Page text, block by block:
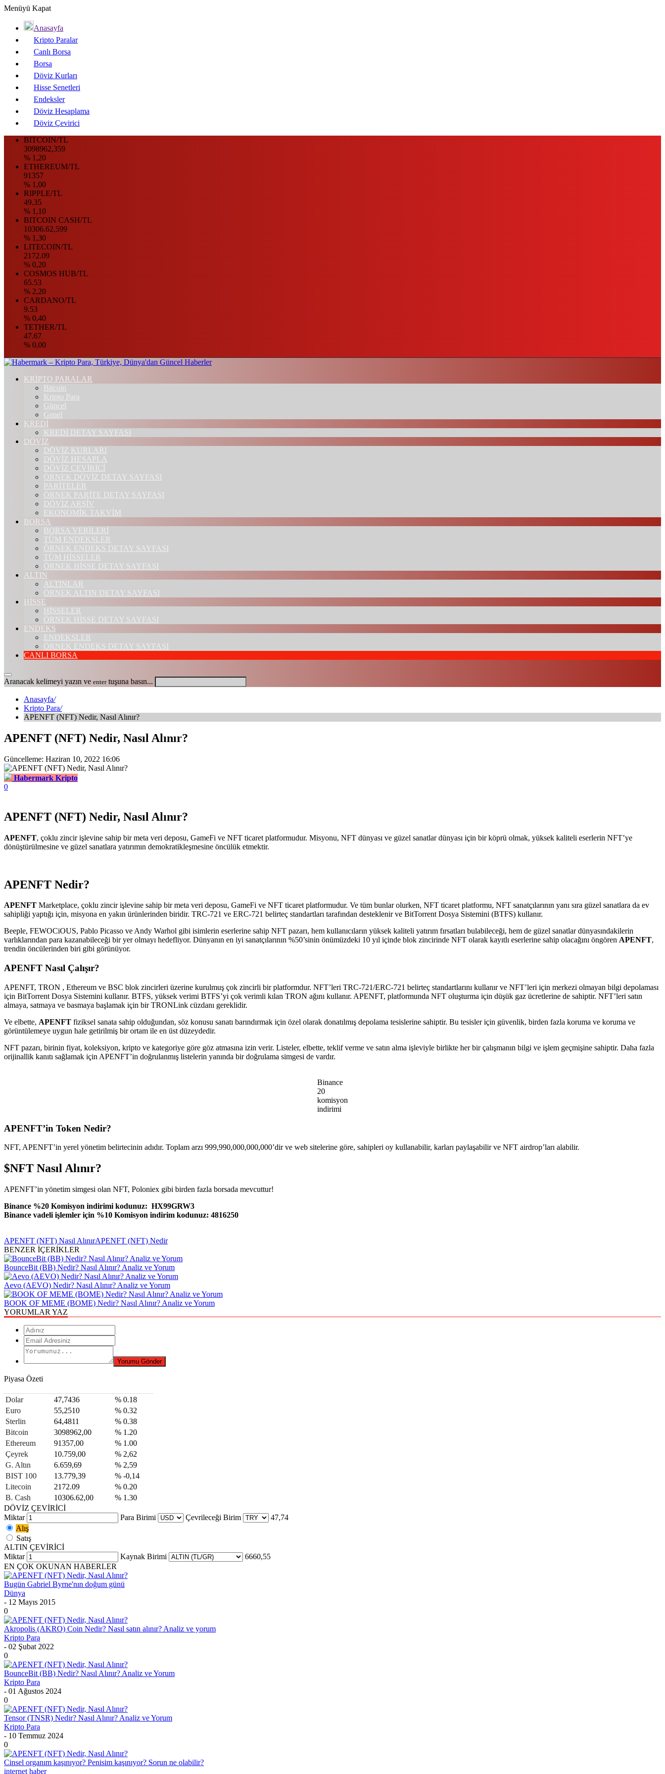
Menüyü Kapat
Anasayfa
Kripto Paralar
Canlı Borsa
Borsa
Döviz Kurları
Hisse Senetleri
Endeksler
Döviz Hesaplama
Döviz Çevirici
BITCOIN/TL
3098962,359
% 1,20
ETHEREUM/TL
91357
% 1,00
RIPPLE/TL
49.35
% 1,10
BITCOIN CASH/TL
10306.62,599
% 1,30
LITECOIN/TL
2172.09
% 0,20
COSMOS HUB/TL
65.53
% 2,20
CARDANO/TL
9.53
% 0,40
TETHER/TL
47.67
% 0,00
KRİPTO PARALAR
Bitcoin
Kripto Para
Güncel
Genel
KREDİ
KREDİ DETAY SAYFASI
DÖVİZ
DÖVİZ KURLARI
DÖVİZ HESAPLA
DÖVİZ ÇEVİRİCİ
ÖRNEK DÖVİZ DETAY SAYFASI
PARİTELER
ÖRNEK PARİTE DETAY SAYFASI
DÖVİZ ARŞİV
EKONOMİK TAKVİM
BORSA
BORSA VERİLERİ
TÜM ENDEKSLER
ÖRNEK ENDEKS DETAY SAYFASI
TÜM HİSSELER
ÖRNEK HİSSE DETAY SAYFASI
ALTIN
ALTINLAR
ÖRNEK ALTIN DETAY SAYFASI
HİSSE
HİSSELER
ÖRNEK HİSSE DETAY SAYFASI
ENDEKS
ENDEKSLER
ÖRNEK ENDEKS DETAY SAYFASI
CANLI BORSA
Aranacak kelimeyi yazın ve entertuşuna basın...
Anasayfa/
Kripto Para/
APENFT (NFT) Nedir, Nasıl Alınır?
APENFT (NFT) Nedir, Nasıl Alınır?
Güncelleme: Haziran 10, 2022 16:06
Habermark Kripto
0
APENFT (NFT) Nedir, Nasıl Alınır?
APENFT, çoklu zincir işlevine sahip bir meta veri deposu, GameFi ve NFT ticaret platformudur. Misyonu, NFT dünyası ve güzel sanatlar dünyası için bir köprü olmak, yüksek kaliteli eserlerin NFT’ye
dönüştürülmesine ve güzel sanatlara yatırımın demokratikleşmesine öncülük etmektir.
APENFT Nedir?
APENFT Marketplace, çoklu zincir işlevine sahip bir meta veri deposu, GameFi ve NFT ticaret platformudur. Ve tüm bunlar olurken, NFT ticaret platformu, NFT sanatçılarının yanı sıra güzel sanatlara da ev
sahipliği yaptığı için, misyona en yakın ürünlerinden biridir. TRC-721 ve ERC-721 belirteç standartları tarafından desteklenir ve BitTorrent Dosya Sistemini (BTFS) kullanır.
Beeple, FEWOCiOUS, Pablo Picasso ve Andy Warhol gibi isimlerin eserlerine sahip NFT pazarı, hem kullanıcıların yüksek kaliteli yatırım fırsatları bulabileceği, hem de güzel sanatlar dünyasındakilerin
varlıklarından para kazanabileceği bir yer olmayı hedefliyor. Dünyanın en iyi sanatçılarının %50’sinin önümüzdeki 10 yıl içinde blok zincirinde NFT olarak kayıtlı eserlerine sahip olacağını öngören APENFT,
trendin öncülerinden biri gibi görünüyor.
APENFT Nasıl Çalışır?
APENFT, TRON , Ethereum ve BSC blok zincirleri üzerine kurulmuş çok zincirli bir platformdur. NFT’leri TRC-721/ERC-721 belirteç standartlarını kullanır ve NFT’leri için merkezi olmayan bilgi depolaması
için BitTorrent Dosya Sistemini kullanır. BTFS, yüksek verimi BTFS’yi çok verimli kılan TRON ağını kullanır. APENFT, platformunda NFT oluşturma için düşük gaz ücretlerine de sahiptir. NFT’leri satın
almaya, satmaya ve basmaya başlamak için bir TRONLink cüzdanı gereklidir.
Ve elbette, APENFT fiziksel sanata sahip olduğundan, söz konusu sanatı barındırmak için özel olarak donatılmış depolama tesislerine sahiptir. Bu tesisler için güvenlik, birden fazla koruma ve koruma ve
görüntülemeye uygun hale getirilmiş bir ortam ile en üst düzeydedir.
NFT pazarı, birinin fiyat, koleksiyon, kripto ve kategoriye göre göz atmasına izin verir. Listeler, elbette, teklif verme ve satın alma işleviyle birlikte her bir çalışmanın bilgi ve işlem geçmişine sahiptir. Daha fazla
orijinallik kanıtı sağlamak için APENFT’in doğrulanmış listelerin yanında bir doğrulama simgesi de vardır.
Binance
20
komisyon
indirimi
APENFT’in Token Nedir?
NFT, APENFT’in yerel yönetim belirtecinin adıdır. Toplam arzı 999,990,000,000,000’dir ve web sitelerine göre, sahipleri oy kullanabilir, karları paylaşabilir ve NFT airdrop’ları alabilir.
$NFT Nasıl Alınır?
APENFT’in yönetim simgesi olan NFT, Poloniex gibi birden fazla borsada mevcuttur!
Binance %20 Komisyon indirimi kodunuz: HX99GRW3
Binance vadeli işlemler için %10 Komisyon indirim kodunuz: 4816250
APENFT (NFT) Nasıl AlınırAPENFT (NFT) Nedir
BENZER İÇERİKLER
BounceBit (BB) Nedir? Nasıl Alınır? Analiz ve Yorum
Aevo (AEVO) Nedir? Nasıl Alınır? Analiz ve Yorum
BOOK OF MEME (BOME) Nedir? Nasıl Alınır? Analiz ve Yorum
YORUMLAR YAZ
Piyasa Özeti
Dolar 47,7436
% 0.18
Euro
55,2510
% 0.32
Sterlin
64,4811
% 0.38
Bitcoin
3098962,00
% 1.20
Ethereum
91357,00
% 1.00
Çeyrek
10.759,00
% 2,62
G. Altın
6.659,69
% 2,59
BIST 100
13.779,39
% -0,14
Litecoin
2172.09
% 0.20
B. Cash
10306.62,00
% 1.30
DÖVİZ ÇEVİRİCİ
Miktar
Para Birimi Çevrileceği Birim
47,74
Alış
Satış
ALTIN ÇEVİRİCİ
Miktar
Kaynak Birimi
6660,55
EN ÇOK OKUNAN HABERLER
Bugün Gabriel Byrne'nın doğum günü
Dünya
- 12 Mayıs 2015
0
Akropolis (AKRO) Coin Nedir? Nasıl satın alınır? Analiz ve yorum
Kripto Para
- 02 Şubat 2022
0
BounceBit (BB) Nedir? Nasıl Alınır? Analiz ve Yorum
Kripto Para
- 01 Ağustos 2024
0
Tensor (TNSR) Nedir? Nasıl Alınır? Analiz ve Yorum
Kripto Para
- 10 Temmuz 2024
0
Cinsel organım kaşınıyor? Penisim kaşınıyor? Sorun ne olabilir?
internet haber